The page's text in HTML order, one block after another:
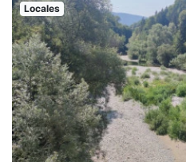
Locales